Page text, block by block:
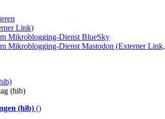
Link)
Mikroblogging-Dienst BlueSky
Mikroblogging-Dienst Mastodon (Externer
(hib)
(hib) ()